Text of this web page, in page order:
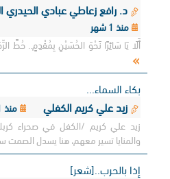
د. رافع زعاطي عبادي
منذ 1 شهر
أَلَا يَا سَائِرًا نَحْوَ الحُسَيْنِ بِمُقْدِمٍ.. حُطَّ
بكاء السماء...
زيد علي كريم الكفلي
منذ 1 شهر
زيد علي كريم /الكفل في صحراء
والمنايا تسير معهم، هنا يسدل الصمت
إذا بالحرب..[شعر]